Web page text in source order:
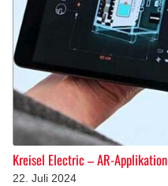
Kreisel Electric – AR-Applikation
22. Juli 2024